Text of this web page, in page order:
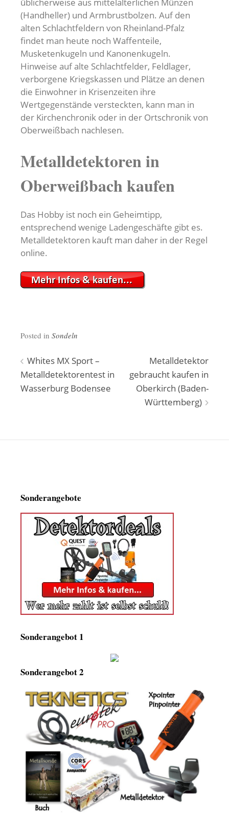
üblicherweise aus mittelalterlichen Münzen
(Handheller) und Armbrustbolzen. Auf den
alten Schlachtfeldern von Rheinland-Pfalz
findet man heute noch Waffenteile,
Musketenkugeln und Kanonenkugeln.
Hinweise auf alte Schlachtfelder, Feldlager,
verborgene Kriegskassen und Plätze an denen
die Einwohner in Krisenzeiten ihre
Wertgegenstände versteckten, kann man in
der Kirchenchronik oder in der Ortschronik von
Oberweißbach nachlesen.
Metalldetektoren in
Oberweißbach kaufen
Das Hobby ist noch ein Geheimtipp,
entsprechend wenige Ladengeschäfte gibt es.
Metalldetektoren kauft man daher in der Regel
online.
Posted in Sondeln
Beitragsnavigation
Whites MX Sport –
Metalldetektorentest in
Wasserburg Bodensee
Metalldetektor
gebraucht kaufen in
Oberkirch (Baden-
Württemberg)
Sonderangebote
Sonderangebot 1
Sonderangebot 2